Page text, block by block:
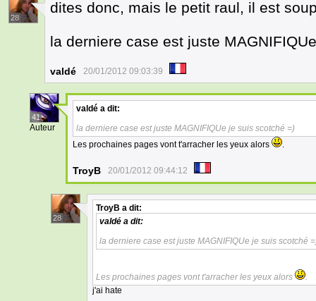
28
dites donc, mais le petit raul, il est
la derniere case est juste
valdé 20/01/2012 09:03:39
41
Auteur
valdé a dit:
la derniere case est juste MAGNIFIQUe je suis scotché =)
Les prochaines pages vont t'arracher les yeux alors
.
TroyB 20/01/2012 09:44:12
28
TroyB a dit:
valdé a dit:
la derniere case est juste MAGNIFIQUe je suis scotché
Les prochaines pages vont t'arracher les yeux alors
.
j'ai hate